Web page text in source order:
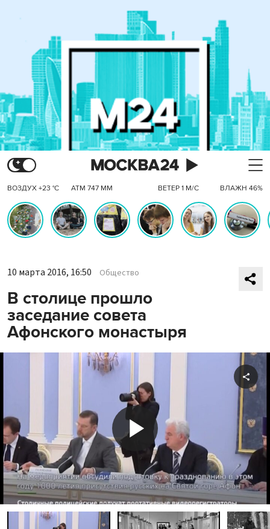
ВОЗДУХ +23 °C АТМ 747 ММ ВЕТЕР 1 М/С ВЛАЖН 46%
10 марта 2016, 16:50 Общество
В столице прошло
заседание совета
Афонского монастыря
Play
Video